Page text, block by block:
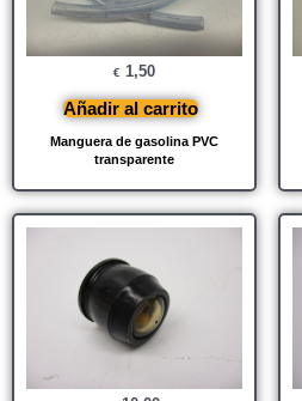
Manguera de gasolina PVC
transparente
€ 1,50
Añadir al carrito